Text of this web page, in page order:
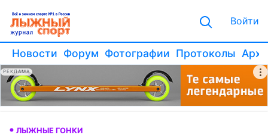
Войти
Новости Форум Фотографии Протоколы
РЕКЛАМА
ЛЫЖНЫЕ ГОНКИ